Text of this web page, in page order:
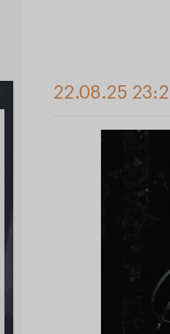
22.08.25